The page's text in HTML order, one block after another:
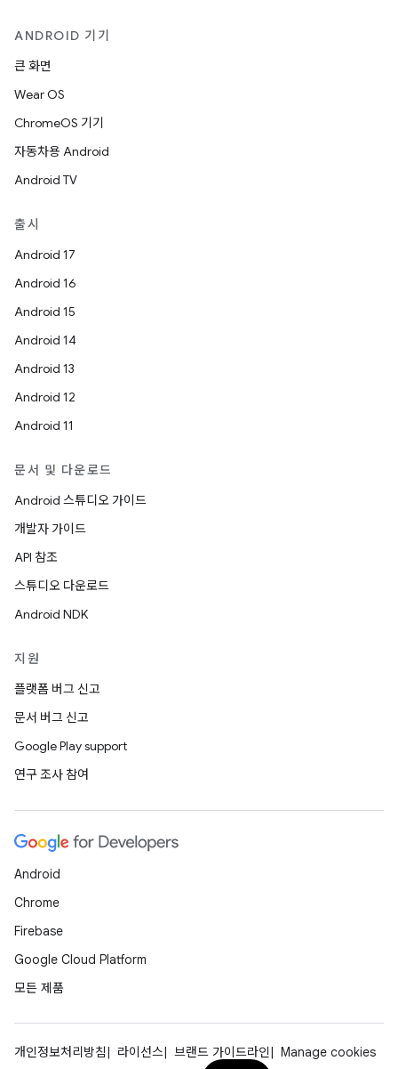
ANDROID 기기
큰 화면
Wear OS
ChromeOS 기기
자동차용 Android
Android TV
출시
Android 17
Android 16
Android 15
Android 14
Android 13
Android 12
Android 11
문서 및 다운로드
Android 스튜디오 가이드
개발자 가이드
API 참조
스튜디오 다운로드
Android NDK
지원
플랫폼 버그 신고
문서 버그 신고
Google Play support
연구 조사 참여
Android
Chrome
Firebase
Google Cloud Platform
모든 제품
개인정보처리방침 라이선스 브랜드 가이드라인 Manage cookies